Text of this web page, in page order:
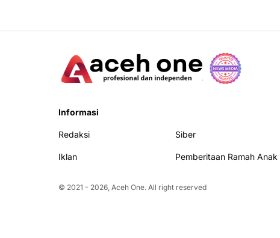
Informasi
Redaksi Siber
Iklan Pemberitaan Ramah Anak
© 2021 - 2026, Aceh One. All right reserved